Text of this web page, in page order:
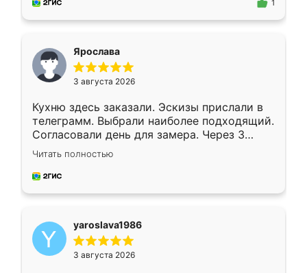
1
Ярослава
3 августа 2026
Кухню здесь заказали. Эскизы прислали в
телеграмм. Выбрали наиболее подходящий.
Согласовали день для замера. Через 3
недели кухня была уже готова. Остались
довольны работой. Спасибо Ренессанс
мебель за качественную работу!
Читать полностью
yaroslava1986
3 августа 2026